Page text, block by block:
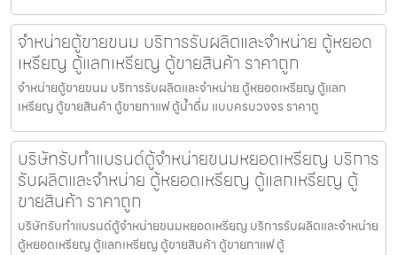
จำหน่ายตู้ขายขนม บริการรับผลิตและจำหน่าย ตู้หยอด
เหรียญ ตู้แลกเหรียญ ตู้ขายสินค้า ราคาถูก
จำหน่ายตู้ขายขนม บริการรับผลิตและจำหน่าย ตู้หยอดเหรียญ ตู้แลก
เหรียญ ตู้ขายสินค้า ตู้ขายกาแฟ ตู้น้ำดื่ม แบบครบวงจร ราคาถู
บริษัทรับทำแบรนด์ตู้จำหน่ายขนมหยอดเหรียญ​ บริการ
รับผลิตและจำหน่าย ตู้หยอดเหรียญ ตู้แลกเหรียญ ตู้
ขายสินค้า ราคาถูก
บริษัทรับทำแบรนด์ตู้จำหน่ายขนมหยอดเหรียญ​ บริการรับผลิตและจำหน่าย
ตู้หยอดเหรียญ ตู้แลกเหรียญ ตู้ขายสินค้า ตู้ขายกาแฟ ตู้